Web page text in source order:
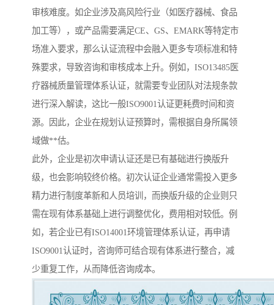
审核难度。如企业涉及高风险行业（如医疗器械、食品
加工等），或产品需要满足CE、GS、EMARK等特定市
场准入要求，那么认证流程中会融入更多专项标准和特
殊要求，导致咨询和审核成本上升。例如，ISO13485医
疗器械质量管理体系认证，就需要专业团队对法规条款
进行深入解读，这比一般ISO9001认证更耗费时间和资
源。因此，企业在规划认证预算时，需根据自身所属领
域做**估。
此外，企业是初次申请认证还是已有基础进行换版升
级，也会影响较终价格。初次认证企业通常需投入更多
精力进行制度革新和人员培训，而换版升级的企业则只
需在现有体系基础上进行调整优化，费用相对较低。例
如，若企业已有ISO14001环境管理体系认证，再申请
ISO9001认证时，咨询师可结合现有体系进行整合，减
少重复工作，从而降低咨询成本。